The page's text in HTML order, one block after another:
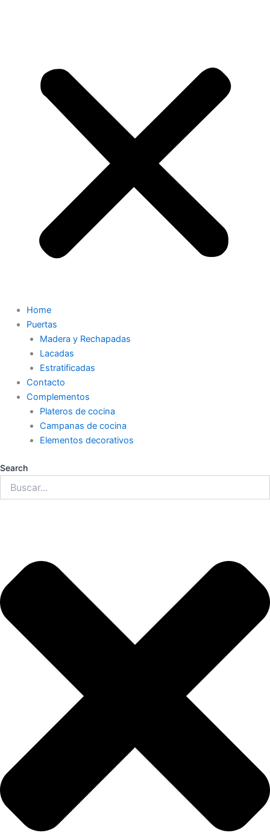
Home
Puertas
Madera y Rechapadas
Lacadas
Estratificadas
Contacto
Complementos
Plateros de cocina
Campanas de cocina
Elementos decorativos
Search